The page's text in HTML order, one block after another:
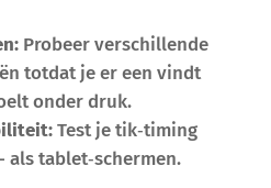
Probeer verschillende
totdat je er een vindt
onder druk.
Test je tik‑timing
tablet‑schermen.